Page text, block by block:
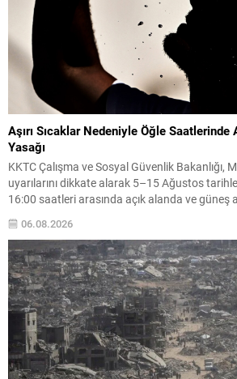
Aşırı Sıcaklar Nedeniyle Öğle Saatlerinde
Yasağı
KKTC Çalışma ve Sosyal Güvenlik Bakanlığı,
uyarılarını dikkate alarak 5–15 Ağustos
16:00 saatleri arasında açık alanda ve güneş
yapılmasını yasakladı. Karar, doğrudan
çalışanları sıcak çarpması, aşırı sıvı kaybı gibi
korumayı amaçlıyor. Meskun mahal
faaliyetlerinde...
06.08.2026